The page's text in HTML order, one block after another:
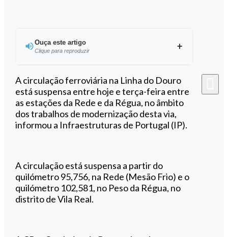
Ouça este artigo
Clique para reproduzir
Ouvir este artigo
A circulação ferroviária na Linha do Douro
está suspensa entre hoje e terça-feira entre
as estações da Rede e da Régua, no âmbito
dos trabalhos de modernização desta via,
informou a Infraestruturas de Portugal (IP).
A circulação está suspensa a partir do
quilómetro 95,756, na Rede (Mesão Frio) e o
quilómetro 102,581, no Peso da Régua, no
distrito de Vila Real.